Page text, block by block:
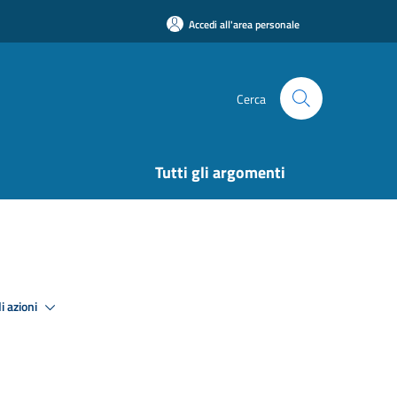
Accedi all'area personale
Cerca
Tutti gli argomenti
azioni